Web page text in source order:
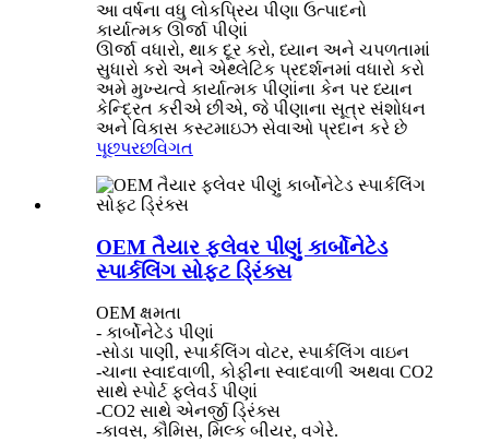
આ વર્ષના વધુ લોકપ્રિય પીણા ઉત્પાદનો
કાર્યાત્મક ઊર્જા પીણાં
ઊર્જા વધારો, થાક દૂર કરો, ધ્યાન અને ચપળતામાં
સુધારો કરો અને એથ્લેટિક પ્રદર્શનમાં વધારો કરો
અમે મુખ્યત્વે કાર્યાત્મક પીણાંના કેન પર ધ્યાન
કેન્દ્રિત કરીએ છીએ, જે પીણાના સૂત્ર સંશોધન
અને વિકાસ કસ્ટમાઇઝ સેવાઓ પ્રદાન કરે છે
પૂછપરછવિગત
OEM તૈયાર ફ્લેવર પીણું કાર્બોનેટેડ
સ્પાર્કલિંગ સોફ્ટ ડ્રિંક્સ
OEM ક્ષમતા
- કાર્બોનેટેડ પીણાં
-સોડા પાણી, સ્પાર્કલિંગ વોટર, સ્પાર્કલિંગ વાઇન
-ચાના સ્વાદવાળી, કોફીના સ્વાદવાળી અથવા CO2
સાથે સ્પોર્ટ ફ્લેવર્ડ પીણાં
-CO2 સાથે એનર્જી ડ્રિંક્સ
-કાવસ, કૌમિસ, મિલ્ક બીયર, વગેરે.